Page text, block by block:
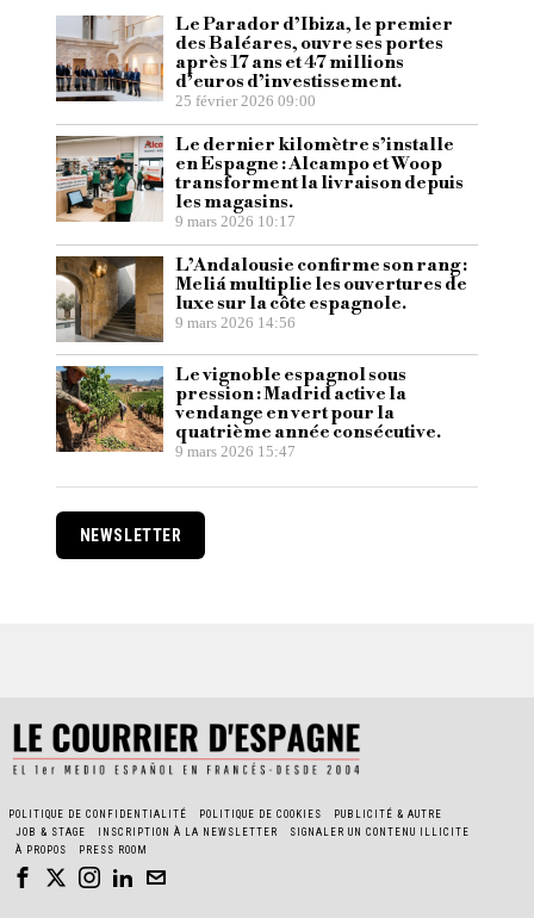
Le Parador d’Ibiza, le premier
des Baléares, ouvre ses portes
après 17 ans et 47 millions
d’euros d’investissement.
25 février 2026 09:00
Le dernier kilomètre s’installe
en Espagne : Alcampo et Woop
transforment la livraison depuis
les magasins.
9 mars 2026 10:17
L’Andalousie confirme son rang :
Meliá multiplie les ouvertures de
luxe sur la côte espagnole.
9 mars 2026 14:56
Le vignoble espagnol sous
pression : Madrid active la
vendange en vert pour la
quatrième année consécutive.
9 mars 2026 15:47
NEWSLETTER
POLITIQUE DE CONFIDENTIALITÉ POLITIQUE DE COOKIES
PUBLICITÉ & AUTRE
JOB & STAGE
INSCRIPTION À LA NEWSLETTER
SIGNALER UN CONTENU ILLICITE
À PROPOS
PRESS ROOM